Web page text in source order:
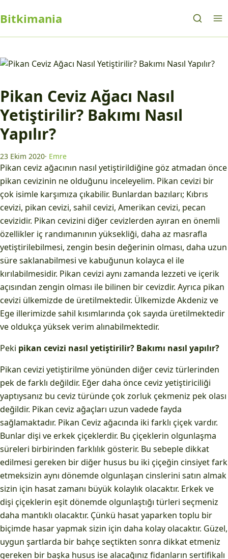
Bitkimania
Pikan Ceviz Ağacı Nasıl
Yetiştirilir? Bakımı Nasıl
Yapılır?
23 Ekim 2020· Emre
Pikan ceviz ağacının nasıl yetiştirildiğine göz atmadan önce
pikan cevizinin ne olduğunu inceleyelim. Pikan cevizi bir
çok isimle karşımıza çıkabilir. Bunlardan bazıları; Kıbrıs
cevizi, pikan cevizi, sahil cevizi, Amerikan cevizi, pecan
cevizidir. Pikan cevizini diğer cevizlerden ayıran en önemli
özellikler iç randımanının yüksekliği, daha az masrafla
yetiştirilebilmesi, zengin besin değerinin olması, daha uzun
süre saklanabilmesi ve kabuğunun kolayca el ile
kırılabilmesidir. Pikan cevizi aynı zamanda lezzeti ve içerik
açısından zengin olması ile bilinen bir cevizdir. Ayrıca pikan
cevizi ülkemizde de üretilmektedir. Ülkemizde Akdeniz ve
Ege illerimizde sahil kısımlarında çok sayıda üretilmektedir
ve oldukça yüksek verim alınabilmektedir.
Peki pikan cevizi nasıl yetiştirilir? Bakımı nasıl yapılır?
Pikan cevizi yetiştirilme yönünden diğer ceviz türlerinden
pek de farklı değildir. Eğer daha önce ceviz yetiştiriciliği
yaptıysanız bu ceviz türünde çok zorluk çekmeniz pek olası
değildir. Pikan ceviz ağaçları uzun vadede fayda
sağlamaktadır. Pikan Ceviz ağacında iki farklı çiçek vardır.
Bunlar dişi ve erkek çiçeklerdir. Bu çiçeklerin olgunlaşma
süreleri birbirinden farklılık gösterir. Bu sebeple dikkat
edilmesi gereken bir diğer husus bu iki çiçeğin cinsiyet fark
etmeksizin aynı dönemde olgunlaşan cinslerini satın almak
sizin için hasat zamanı büyük kolaylık olacaktır. Erkek ve
dişi çiçeklerin eşit dönemde olgunlaştığı türleri seçmeniz
daha mantıklı olacaktır. Çünkü hasat yaparken toplu bir
biçimde hasar yapmak sizin için daha kolay olacaktır. Güzel,
uygun şartlarda bir bahçe seçtikten sonra dikkat etmeniz
gereken bir başka husus ise alacağınız fidanların sertifikalı